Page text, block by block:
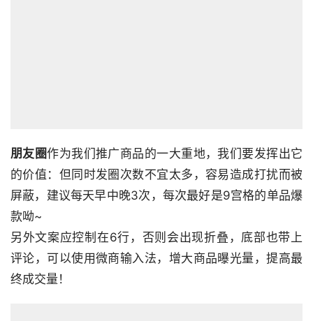
朋友圈作为我们推广商品的一大重地，我们要发挥出它
的价值：但同时发圈次数不宜太多，容易造成打扰而被
屏蔽，建议每天早中晚3次，每次最好是9宫格的单品爆
款呦~
另外文案应控制在6行，否则会出现折叠，底部也带上
评论，可以使用微商输入法，增大商品曝光量，提高最
终成交量！